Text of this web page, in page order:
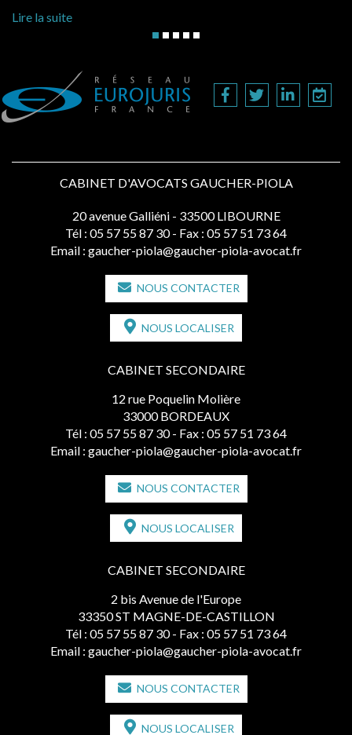
Lire la suite
CABINET D'AVOCATS GAUCHER-PIOLA
20 avenue Galliéni - 33500 LIBOURNE
Tél : 05 57 55 87 30 - Fax : 05 57 51 73 64
Email : gaucher-piola@gaucher-piola-avocat.fr
NOUS CONTACTER
NOUS LOCALISER
CABINET SECONDAIRE
12 rue Poquelin Molière
33000 BORDEAUX
Tél : 05 57 55 87 30 - Fax : 05 57 51 73 64
Email : gaucher-piola@gaucher-piola-avocat.fr
NOUS CONTACTER
NOUS LOCALISER
CABINET SECONDAIRE
2 bis Avenue de l'Europe
33350 ST MAGNE-DE-CASTILLON
Tél : 05 57 55 87 30 - Fax : 05 57 51 73 64
Email : gaucher-piola@gaucher-piola-avocat.fr
NOUS CONTACTER
NOUS LOCALISER